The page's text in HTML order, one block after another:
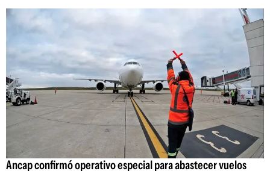
Ancap confirmó operativo especial para abastecer vuelos